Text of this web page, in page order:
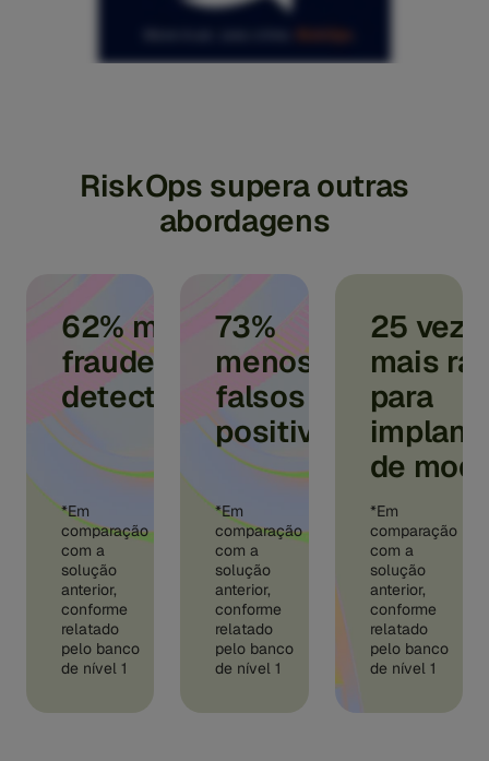
RiskOps supera outras
abordagens
62% mais
fraude
detectada*
*Em
comparação
com a
solução
anterior,
conforme
relatado
pelo banco
de nível 1
73%
menos
falsos
positivos*
*Em
comparação
com a
solução
anterior,
conforme
relatado
pelo banco
de nível 1
25
mais
para
de
*Em
comparação
com a
solução
anterior,
conforme
relatado
pelo banco
de nível 1